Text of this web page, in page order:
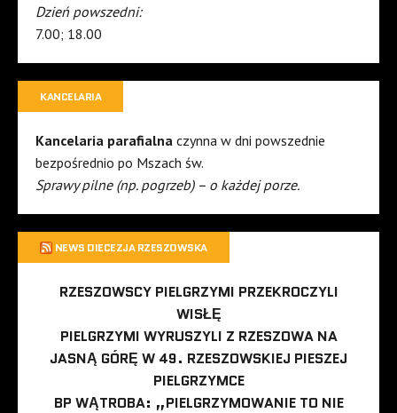
Dzień powszedni:
7.00; 18.00
KANCELARIA
Kancelaria parafialna czynna w dni powszednie
bezpośrednio po Mszach św.
Sprawy pilne (np. pogrzeb) – o każdej porze.
NEWS DIECEZJA RZESZOWSKA
RZESZOWSCY PIELGRZYMI PRZEKROCZYLI
WISŁĘ
PIELGRZYMI WYRUSZYLI Z RZESZOWA NA
JASNĄ GÓRĘ W 49. RZESZOWSKIEJ PIESZEJ
PIELGRZYMCE
BP WĄTROBA: „PIELGRZYMOWANIE TO NIE